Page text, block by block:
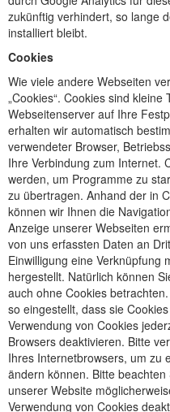
zukünftig verhindert, so lange
installiert bleibt.
Cookies
Wie viele andere Webseiten
„Cookies“. Cookies sind
Webseitenserver auf Ihre
erhalten wir automatisch
verwendeter Browser,
Ihre Verbindung zum Internet.
werden, um Programme zu
zu übertragen. Anhand der in
können wir Ihnen die
Anzeige unserer Webseiten
von uns erfassten Daten an
Einwilligung eine Verknüpfung
hergestellt. Natürlich können
auch ohne Cookies
so eingestellt, dass sie
Verwendung von Cookies
Browsers deaktivieren. Bitte
Ihres Internetbrowsers, um zu
ändern können. Bitte
unserer Website
Verwendung von Cookies